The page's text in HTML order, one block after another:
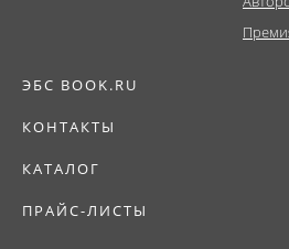
ЭБС BOOK.RU
КОНТАКТЫ
КАТАЛОГ
ПРАЙС-ЛИСТЫ